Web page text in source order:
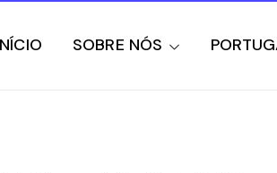
SOBRE NÓS